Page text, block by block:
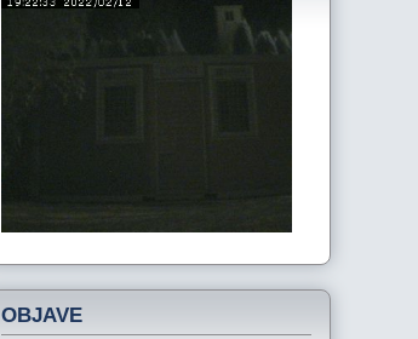
OBJAVE